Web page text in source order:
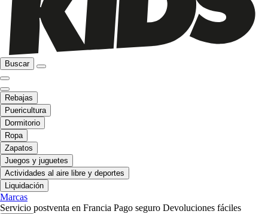
Buscar
Rebajas
Puericultura
Dormitorio
Ropa
Zapatos
Juegos y juguetes
Actividades al aire libre y deportes
Liquidación
Marcas
Servicio postventa en Francia Pago seguro Devoluciones fáciles